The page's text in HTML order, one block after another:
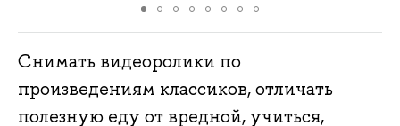
Снимать видеоролики по
произведениям классиков, отличать
полезную еду от вредной, учиться,